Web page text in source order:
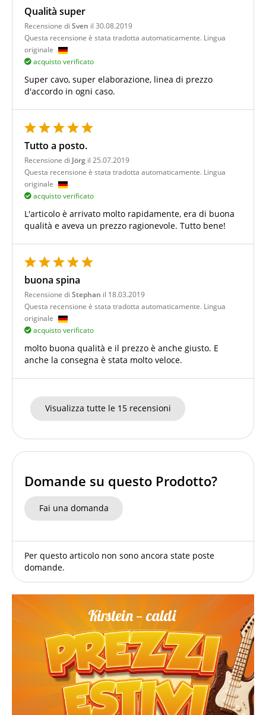
Qualità super
Recensione di Sven il 30.08.2019
Questa recensione è stata tradotta automaticamente. Lingua
originale
acquisto verificato
Super cavo, super elaborazione, linea di prezzo
d'accordo in ogni caso.
Tutto a posto.
Recensione di Jörg il 25.07.2019
Questa recensione è stata tradotta automaticamente. Lingua
originale
acquisto verificato
L'articolo è arrivato molto rapidamente, era di buona
qualità e aveva un prezzo ragionevole. Tutto bene!
buona spina
Recensione di Stephan il 18.03.2019
Questa recensione è stata tradotta automaticamente. Lingua
originale
acquisto verificato
molto buona qualità e il prezzo è anche giusto. E
anche la consegna è stata molto veloce.
Visualizza tutte le 15 recensioni
Domande su questo Prodotto?
Fai una domanda
Per questo articolo non sono ancora state poste
domande.